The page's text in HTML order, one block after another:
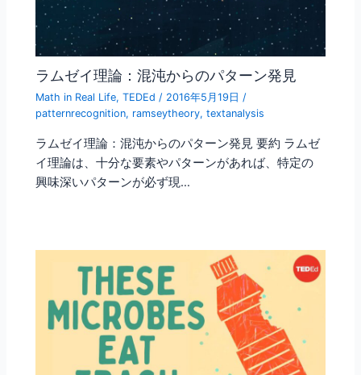
ラムゼイ理論：混沌からのパターン発見
Math in Real Life,TEDEd / 2016年5月19日/
patternrecognition, ramseytheory,textanalysis
ラムゼイ理論：混沌からのパターン発見 要約 ラムゼ
イ理論は、十分な要素やパターンがあれば、特定の
興味深いパターンが必ず現…